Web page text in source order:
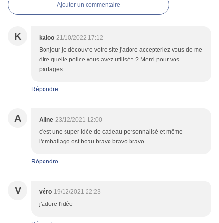
Ajouter un commentaire
K kaloo 21/10/2022 17:12
Bonjour je découvre votre site j'adore accepteriez vous de me
dire quelle police vous avez utilisée ? Merci pour vos
partages.
Répondre
A Aline 23/12/2021 12:00
c'est une super idée de cadeau personnalisé et même
l'emballage est beau bravo bravo bravo
Répondre
V véro 19/12/2021 22:23
j'adore l'idée